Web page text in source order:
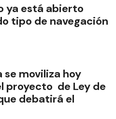
ya está abierto
tipo de navegación
se moviliza hoy
proyecto de Ley de
debatirá el